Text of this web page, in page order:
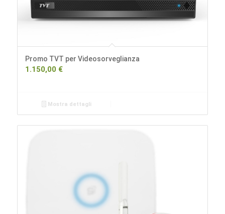
Promo TVT per Videosorveglianza
1.150,00 €
Mostra dettagli